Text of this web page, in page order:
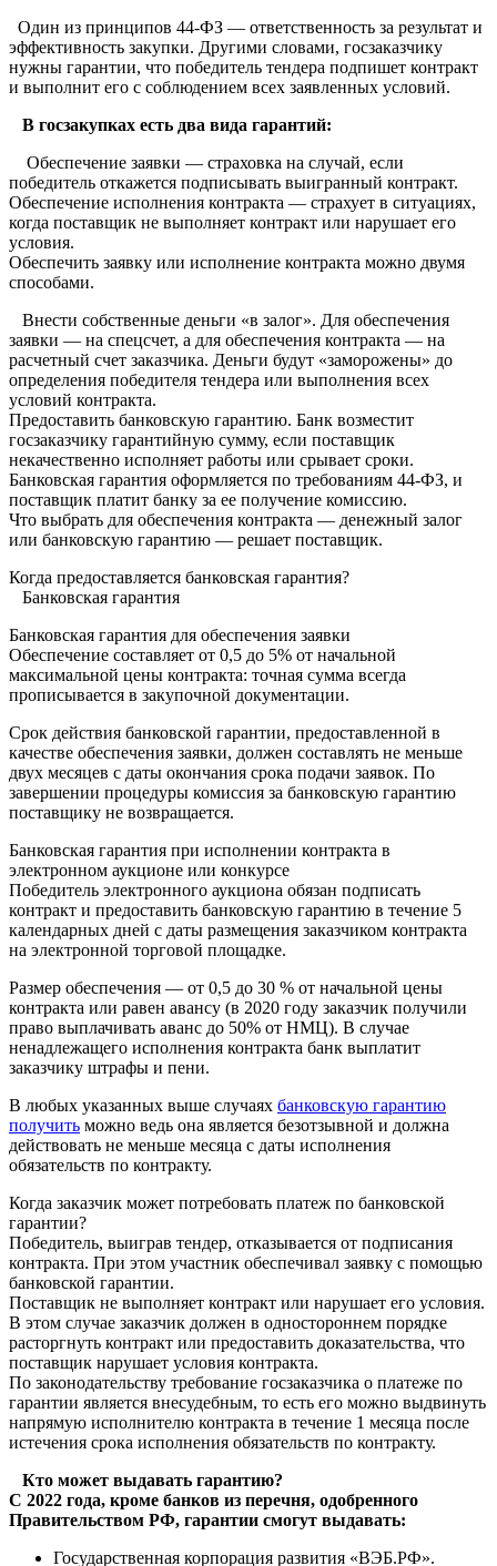
Один из принципов 44-ФЗ — ответственность за результат и
эффективность закупки. Другими словами, госзаказчику
нужны гарантии, что победитель тендера подпишет контракт
и выполнит его с соблюдением всех заявленных условий.
В госзакупках есть два вида гарантий:
Обеспечение заявки — страховка на случай, если
победитель откажется подписывать выигранный контракт.
Обеспечение исполнения контракта — страхует в ситуациях,
когда поставщик не выполняет контракт или нарушает его
условия.
Обеспечить заявку или исполнение контракта можно двумя
способами.
Внести собственные деньги «в залог». Для обеспечения
заявки — на спецсчет, а для обеспечения контракта — на
расчетный счет заказчика. Деньги будут «заморожены» до
определения победителя тендера или выполнения всех
условий контракта.
Предоставить банковскую гарантию. Банк возместит
госзаказчику гарантийную сумму, если поставщик
некачественно исполняет работы или срывает сроки.
Банковская гарантия оформляется по требованиям 44-ФЗ, и
поставщик платит банку за ее получение комиссию.
Что выбрать для обеспечения контракта — денежный залог
или банковскую гарантию — решает поставщик.
Когда предоставляется банковская гарантия?
Банковская гарантия
Банковская гарантия для обеспечения заявки
Обеспечение составляет от 0,5 до 5% от начальной
максимальной цены контракта: точная сумма всегда
прописывается в закупочной документации.
Срок действия банковской гарантии, предоставленной в
качестве обеспечения заявки, должен составлять не меньше
двух месяцев с даты окончания срока подачи заявок. По
завершении процедуры комиссия за банковскую гарантию
поставщику не возвращается.
Банковская гарантия при исполнении контракта в
электронном аукционе или конкурсе
Победитель электронного аукциона обязан подписать
контракт и предоставить банковскую гарантию в течение 5
календарных дней с даты размещения заказчиком контракта
на электронной торговой площадке.
Размер обеспечения — от 0,5 до 30 % от начальной цены
контракта или равен авансу (в 2020 году заказчик получили
право выплачивать аванс до 50% от НМЦ). В случае
ненадлежащего исполнения контракта банк выплатит
заказчику штрафы и пени.
В любых указанных выше случаях банковскую гарантию
получить можно ведь она является безотзывной и должна
действовать не меньше месяца с даты исполнения
обязательств по контракту.
Когда заказчик может потребовать платеж по банковской
гарантии?
Победитель, выиграв тендер, отказывается от подписания
контракта. При этом участник обеспечивал заявку с помощью
банковской гарантии.
Поставщик не выполняет контракт или нарушает его условия.
В этом случае заказчик должен в одностороннем порядке
расторгнуть контракт или предоставить доказательства, что
поставщик нарушает условия контракта.
По законодательству требование госзаказчика о платеже по
гарантии является внесудебным, то есть его можно выдвинуть
напрямую исполнителю контракта в течение 1 месяца после
истечения срока исполнения обязательств по контракту.
Кто может выдавать гарантию?
С 2022 года, кроме банков из перечня, одобренного
Правительством РФ, гарантии смогут выдавать:
Государственная корпорация развития «ВЭБ.РФ».